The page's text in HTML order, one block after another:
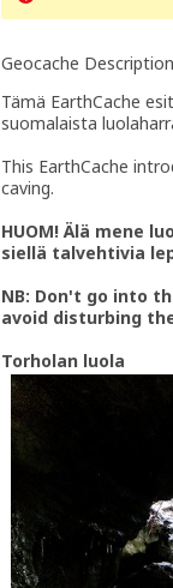
Geocache
Tämä EarthCache
suomalaista
This EarthCache
caving.
HUOM! Älä mene
siellä talvehtivia
NB: Don't go into
avoid disturbing
Torholan luola